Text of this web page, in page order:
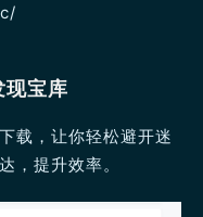
现宝库
载，让你轻松避开迷
，提升效率。